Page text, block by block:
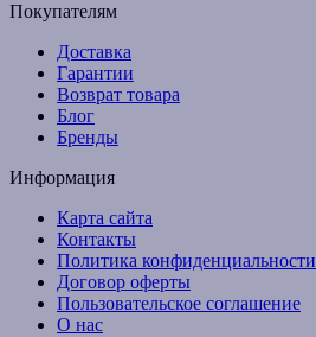
Покупателям
Доставка
Гарантии
Возврат товара
Блог
Бренды
Информация
Карта сайта
Контакты
Политика конфиденциальности
Договор оферты
Пользовательское соглашение
О нас